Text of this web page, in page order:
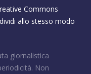
Commons
allo stesso modo
giornalistica
Non